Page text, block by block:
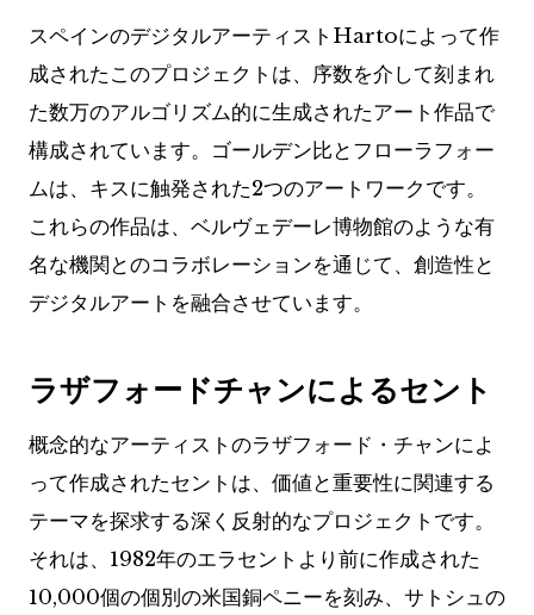
スペインのデジタルアーティストHartoによって作
成されたこのプロジェクトは、序数を介して刻まれ
た数万のアルゴリズム的に生成されたアート作品で
構成されています。ゴールデン比とフローラフォー
ムは、キスに触発された2つのアートワークです。
これらの作品は、ベルヴェデーレ博物館のような有
名な機関とのコラボレーションを通じて、創造性と
デジタルアートを融合させています。
ラザフォードチャンによるセント
概念的なアーティストのラザフォード・チャンによ
って作成されたセントは、価値と重要性に関連する
テーマを探求する深く反射的なプロジェクトです。
それは、1982年のエラセントより前に作成された
10,000個の個別の米国銅ペニーを刻み、サトシュの